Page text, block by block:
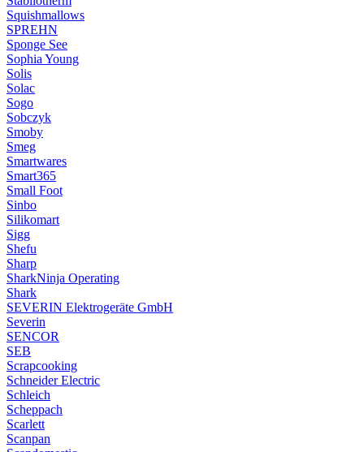
Squishmallows
SPREHN
Sponge See
Sophia Young
Solis
Solac
Sogo
Sobczyk
Smoby
Smeg
Smartwares
Smart365
Small Foot
Sinbo
Silikomart
Sigg
Shefu
Sharp
SharkNinja Operating
Shark
SEVERIN Elektrogeräte GmbH
Severin
SENCOR
SEB
Scrapcooking
Schneider Electric
Schleich
Scheppach
Scarlett
Scanpan